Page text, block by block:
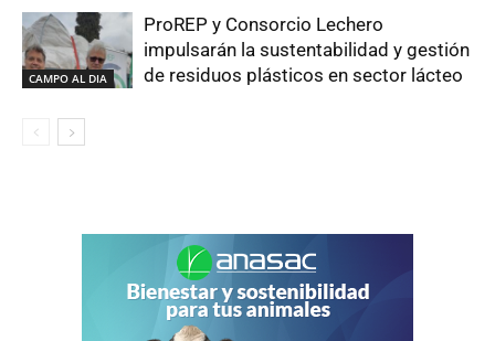
CAMPO AL DIA
ProREP y Consorcio Lechero
impulsarán la sustentabilidad y gestión
de residuos plásticos en sector lácteo